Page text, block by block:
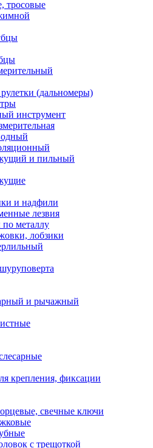
тросовые
(дальномеры)
инструмент
и пильный
и надфили
лезвия
металлу
лобзики
и рычажный
крепления, фиксации
свечные ключи
c трещоткой